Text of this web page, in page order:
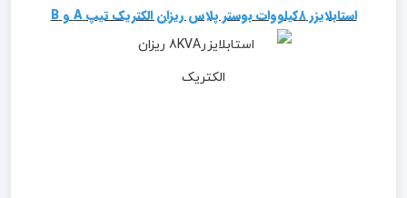
استابلایزر ۸کیلووات بوستر پلاس ریزان الکتریک تیپ A و B